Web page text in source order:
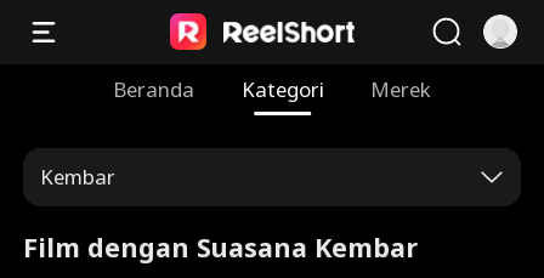
Beranda Kategori Merek
Kembar
Film dengan Suasana Kembar